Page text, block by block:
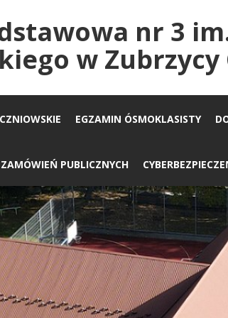
nr 3
w Zubrzycy
EGZAMIN ÓSMOKLASISTY
PUBLICZNYCH